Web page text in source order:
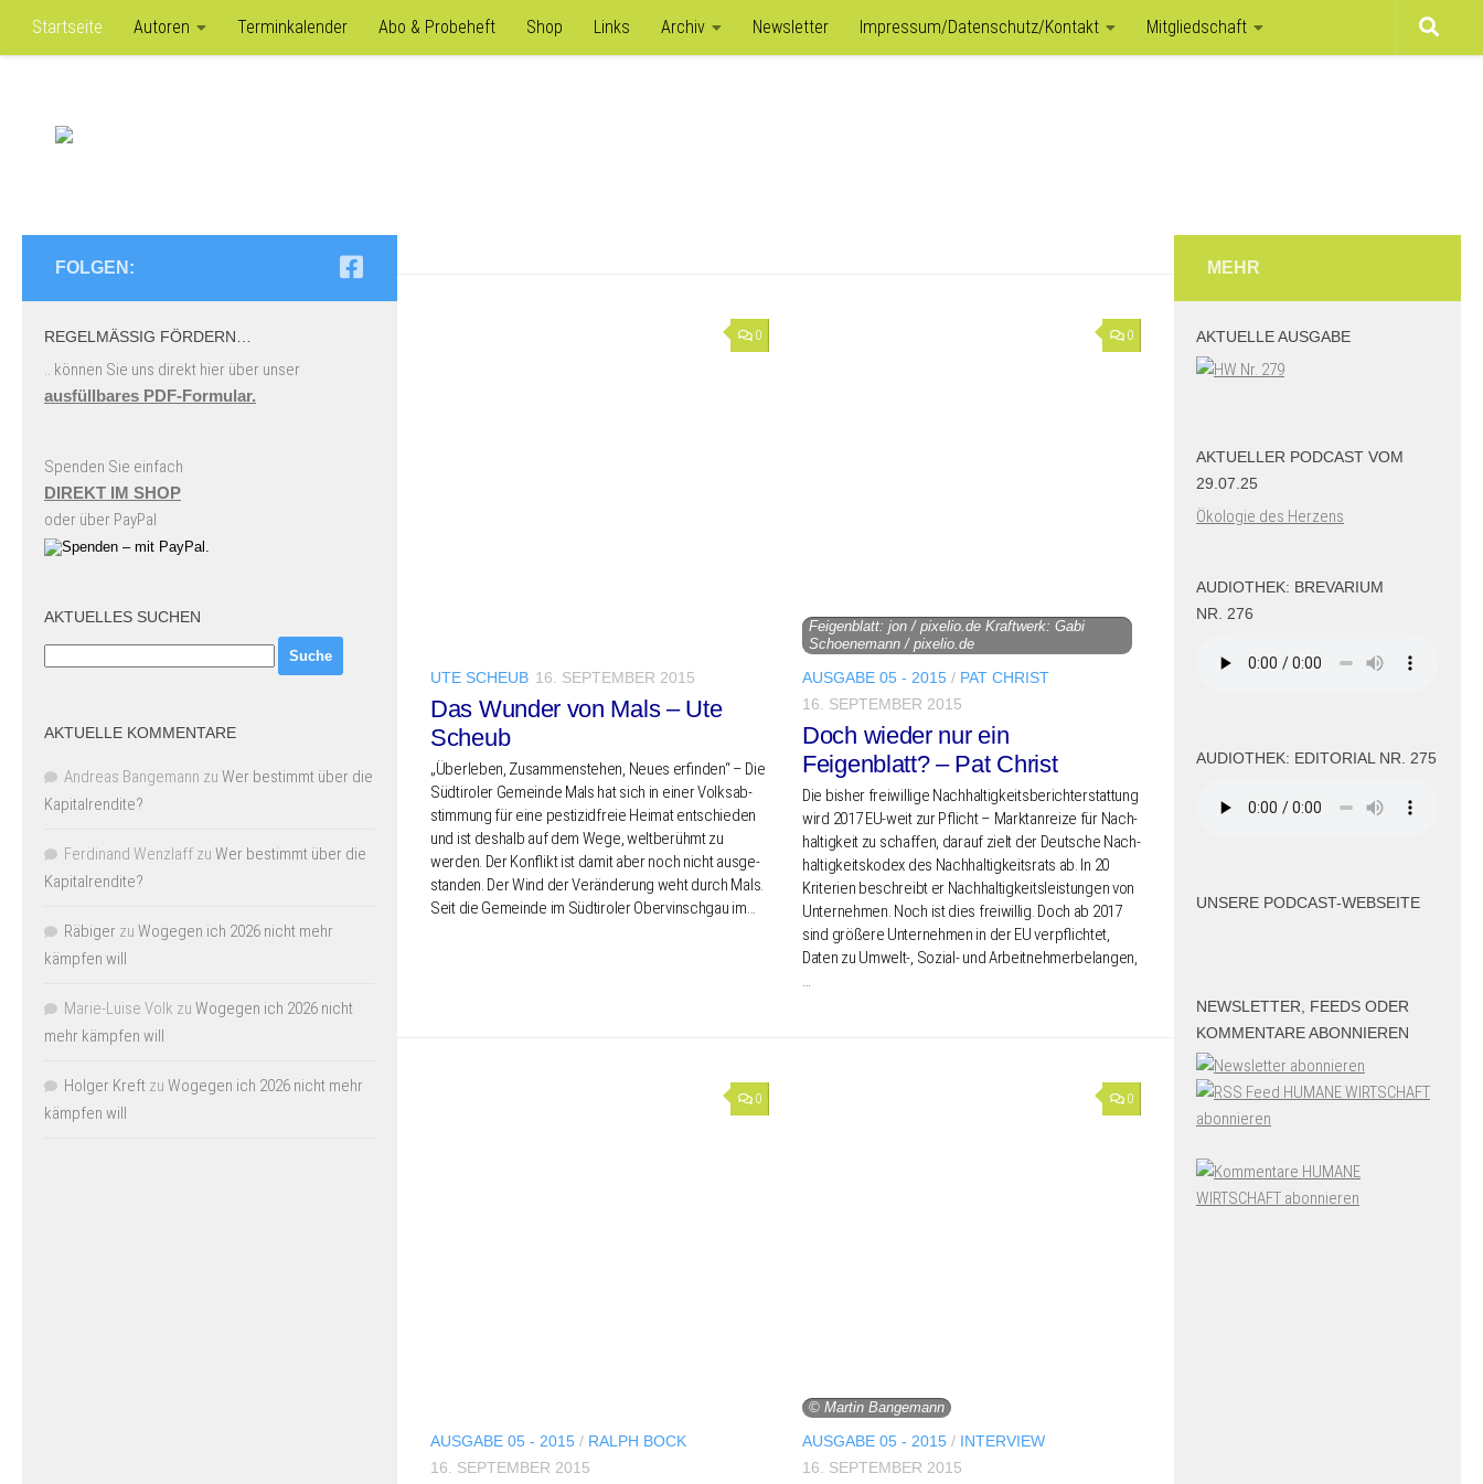
Zum Inhalt springen
Startseite Autoren Terminkalender Abo & Probeheft Shop Links Archiv Newsletter Impressum/Datenschutz/Kontakt Mitgliedschaft
0
UTE SCHEUB 16. SEPTEMBER 2015
Das Wunder von Mals – Ute
Scheub
„Über­le­ben, Zusam­men­ste­hen, Neues erfin­den“ – Die
Südti­ro­ler Gemein­de Mals hat sich in einer Volks­ab­
stim­mung für eine pesti­zid­freie Heimat entschie­den
und ist deshalb auf dem Wege, welt­be­rühmt zu
werden. Der Konflikt ist damit aber noch nicht ausge­
stan­den. Der Wind der Verän­de­rung weht durch Mals.
Seit die Gemein­de im Südti­ro­ler Ober­vinsch­gau im…
Feigenblatt: jon / pixelio.de Kraftwerk: Gabi
Schoenemann / pixelio.de
0
AUSGABE 05 - 2015 / PAT CHRIST
16. SEPTEMBER 2015
Doch wieder nur ein
Feigenblatt? – Pat Christ
Die bisher frei­wil­li­ge Nach­hal­tig­keits­be­richt­erstat­tung
wird 2017 EU-weit zur Pflicht – Markt­an­rei­ze für Nach­
hal­tig­keit zu schaf­fen, darauf zielt der Deut­sche Nach­
hal­tig­keits­ko­dex des Nach­hal­tig­keits­rats ab. In 20
Krite­ri­en beschreibt er Nach­hal­tig­keits­leis­tun­gen von
Unter­neh­men. Noch ist dies frei­wil­lig. Doch ab 2017
sind größe­re Unter­neh­men in der EU verpflich­tet,
Daten zu Umwelt‑, Sozial- und Arbeitnehmerbelangen,
…
0
AUSGABE 05 - 2015 / RALPH BOCK
16. SEPTEMBER 2015
© Martin Bangemann
0
AUSGABE 05 - 2015 / INTERVIEW
16. SEPTEMBER 2015
FOLGEN:
REGELMÄSSIG FÖRDERN…
.. können Sie uns direkt hier über unser
ausfüllbares PDF-Formular.
Spenden Sie einfach
DIREKT IM SHOP
oder über PayPal
AKTUELLES SUCHEN
AKTUELLE KOMMENTARE
Andreas Bangemann zu Wer bestimmt über die
Kapitalrendite?
Ferdinand Wenzlaff zu Wer bestimmt über die
Kapitalrendite?
Räbiger zu Wogegen ich 2026 nicht mehr
kämpfen will
Marie-Luise Volk zu Wogegen ich 2026 nicht
mehr kämpfen will
Holger Kreft zu Wogegen ich 2026 nicht mehr
kämpfen will
MEHR
AKTUELLE AUSGABE
AKTUELLER PODCAST VOM
29.07.25
Ökologie des Herzens
AUDIOTHEK: BREVARIUM
NR. 276
AUDIOTHEK: EDITORIAL NR. 275
UNSERE PODCAST-WEBSEITE
NEWSLETTER, FEEDS ODER
KOMMENTARE ABONNIEREN